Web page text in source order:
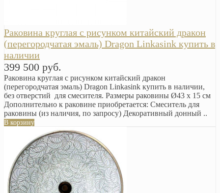
Раковина круглая с рисунком китайский дракон
(перегородчатая эмаль) Dragon Linkasink купить в
наличии
399 500 руб.
Раковина круглая с рисунком китайский дракон
(перегородчатая эмаль) Dragon Linkasink купить в наличии,
без отверстий для смесителя. Размеры раковины Ø43 x 15 см
Дополнительно к раковине приобретается: Смеситель для
раковины (из наличия, по запросу) Декоративный донный ..
В корзину